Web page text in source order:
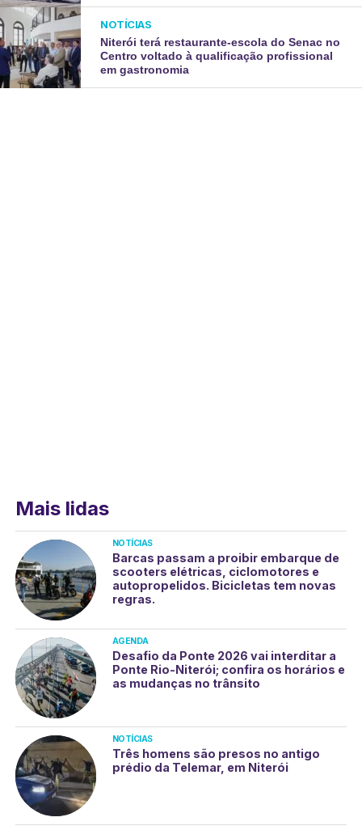
NOTÍCIAS
Niterói terá restaurante-escola do Senac no
Centro voltado à qualificação profissional
em gastronomia
Mais lidas
NOTÍCIAS
Barcas passam a proibir embarque de
scooters elétricas, ciclomotores e
autopropelidos. Bicicletas tem novas
regras.
AGENDA
Desafio da Ponte 2026 vai interditar a
Ponte Rio-Niterói; confira os horários e
as mudanças no trânsito
NOTÍCIAS
Três homens são presos no antigo
prédio da Telemar, em Niterói